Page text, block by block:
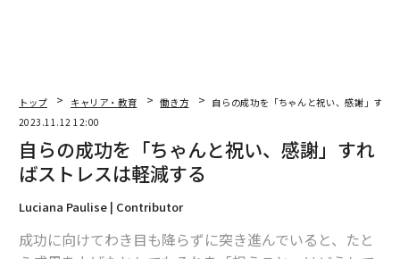
最新号の購入はこちらから
トップ キャリア・教育 働き方
自らの成功を「ちゃんと祝い、感謝」すれ
2023.11.12 12:00
自らの成功を「ちゃんと祝い、感謝」すれ
ばストレスは軽減する
Luciana Paulise | Contributor
成功に向けてわき目も降らずに突き進んでいると、たと